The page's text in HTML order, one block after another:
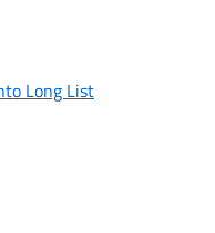
Long List